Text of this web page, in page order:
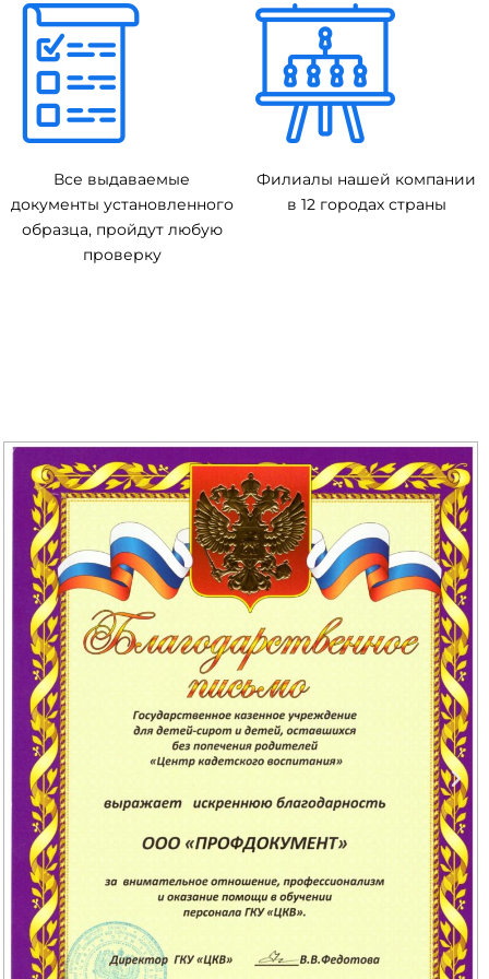
Все выдаваемые
документы установленного
образца, пройдут любую
проверку
Филиалы нашей компании
в 12 городах страны